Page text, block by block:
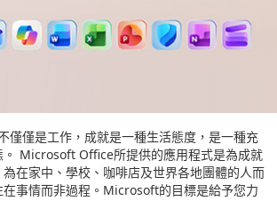
僅僅是工作，成就是一種生活態度，是一種充
。 Microsoft Office所提供的應用程式是為成就
在家中、學校、咖啡店及世界各地團體的人而
事情而非過程。Microsoft的目標是給予您力